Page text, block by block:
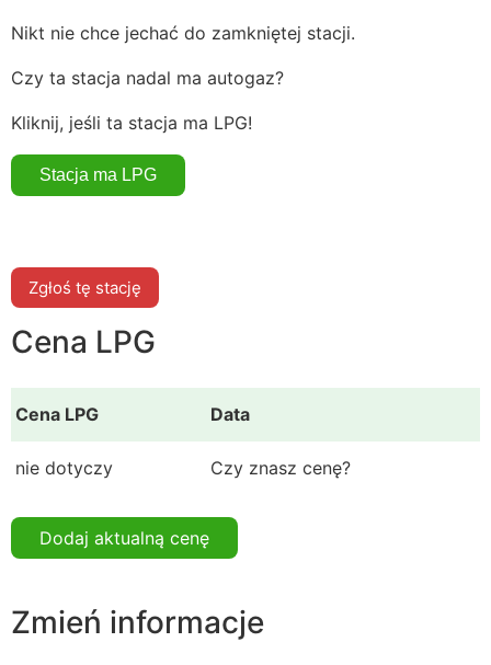
Nikt nie chce jechać do zamkniętej stacji.
Czy ta stacja nadal ma autogaz?
Kliknij, jeśli ta stacja ma LPG!
Zgłoś tę stację
Cena LPG
Cena LPG Data
nie dotyczy Czy znasz cenę?
Dodaj aktualną cenę
Zmień informacje